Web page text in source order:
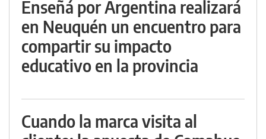
Enseñá por Argentina realizará
en Neuquén un encuentro para
compartir su impacto
educativo en la provincia
Cuando la marca visita al